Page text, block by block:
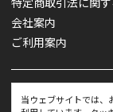
会社案内
ご利用案内
当ウェブサイトでは、